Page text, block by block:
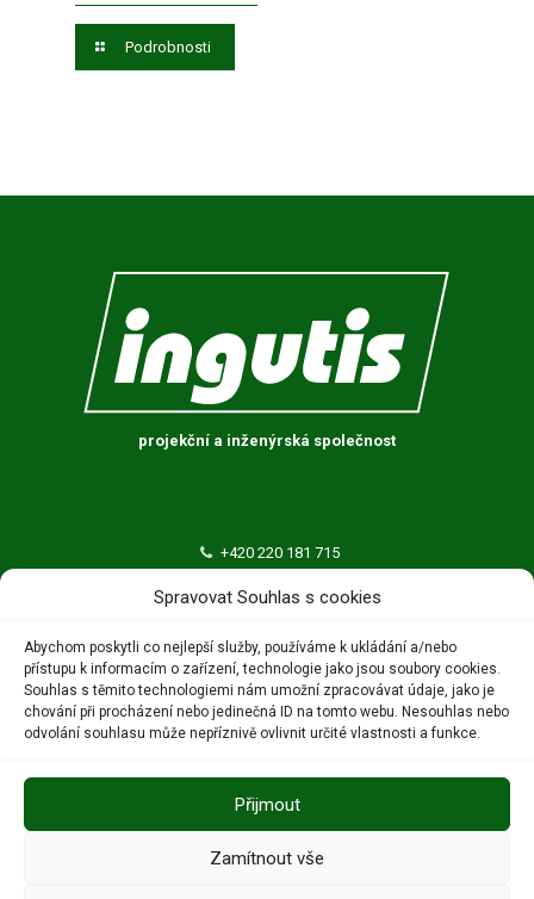
Spravovat Souhlas s cookies
Abychom poskytli co nejlepší služby, používáme k ukládání a/nebo
přístupu k informacím o zařízení, technologie jako jsou soubory cookies.
Souhlas s těmito technologiemi nám umožní zpracovávat údaje, jako je
chování při procházení nebo jedinečná ID na tomto webu. Nesouhlas nebo
odvolání souhlasu může nepříznivě ovlivnit určité vlastnosti a funkce.
Přijmout
Zamítnout vše
Podrobnosti
projekční a inženýrská společnost
+420 220 181 715
ingutis@ingutis.cz
Thákurova 676/3
160 00 Praha 6 – Dejvice